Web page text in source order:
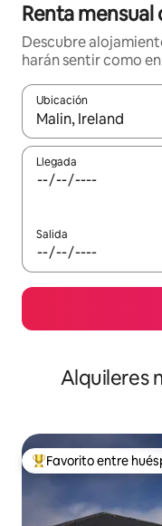
Renta mensual
Descubre
harán sentir como
Ubicación
Cuando los
Llegada
Salida
Alquileres
Favorito entre
Favorito entre